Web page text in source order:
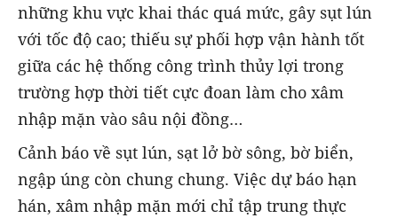
những khu vực khai thác quá mức, gây sụt lún
với tốc độ cao; thiếu sự phối hợp vận hành tốt
giữa các hệ thống công trình thủy lợi trong
trường hợp thời tiết cực đoan làm cho xâm
nhập mặn vào sâu nội đồng…
Cảnh báo về sụt lún, sạt lở bờ sông, bờ biển,
ngập úng còn chung chung. Việc dự báo hạn
hán, xâm nhập mặn mới chỉ tập trung thực